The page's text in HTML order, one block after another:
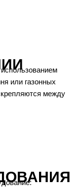
или газонных
между